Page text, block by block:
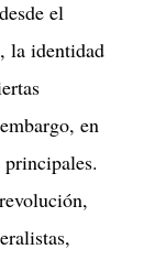
el
la identidad
en
principales.